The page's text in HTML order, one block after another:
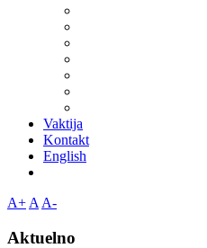
Vaktija
Kontakt
English
A+ A A-
Aktuelno